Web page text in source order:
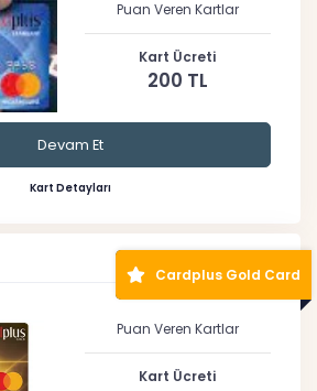
Puan Veren Kartlar
Kart Ücreti
200 TL
Devam Et
Kart Detayları
Cardplus Gold Card
Puan Veren Kartlar
Kart Ücreti